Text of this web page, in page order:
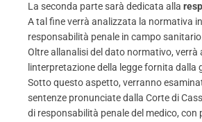
La seconda parte sarà dedicata alla
A tal fine verrà analizzata la normativa
responsabilità penale in campo
Oltre allanalisi del dato normativo, verrà
linterpretazione della legge fornita
Sotto questo aspetto, verranno
sentenze pronunciate dalla Corte di
di responsabilità penale del medico,